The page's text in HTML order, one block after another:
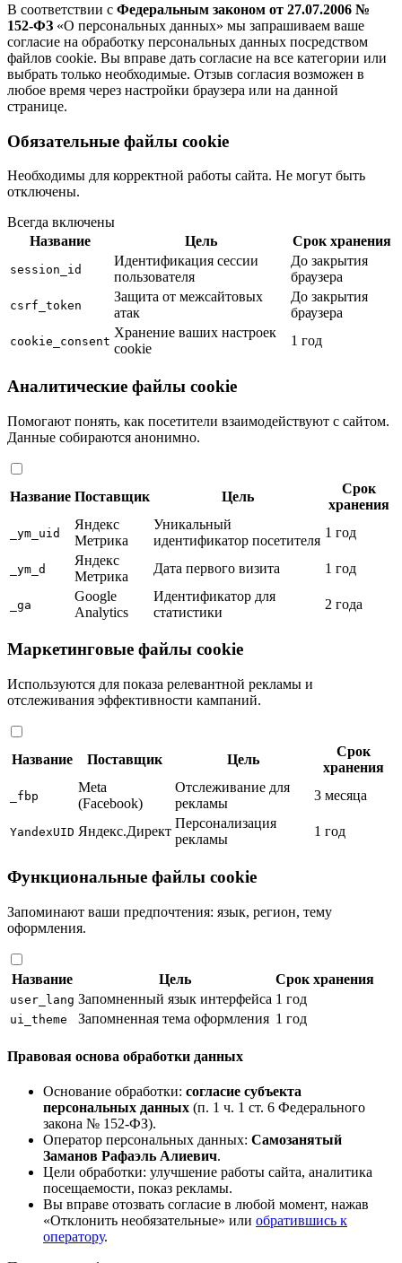
В соответствии с Федеральным законом от 27.07.2006 №
152-ФЗ «О персональных данных» мы запрашиваем ваше
согласие на обработку персональных данных посредством
файлов cookie. Вы вправе дать согласие на все категории или
выбрать только необходимые. Отзыв согласия возможен в
любое время через настройки браузера или на данной
странице.
Обязательные файлы cookie
Необходимы для корректной работы сайта. Не могут быть
отключены.
Всегда включены
Название
Цель Срок хранения
session_id
Идентификация сессии
пользователя
До закрытия
браузера
csrf_token
Защита от межсайтовых
атак
До закрытия
браузера
cookie_consent
Хранение ваших настроек
cookie
1 год
Аналитические файлы cookie
Помогают понять, как посетители взаимодействуют с сайтом.
Данные собираются анонимно.
Название Поставщик Цель
Срок
хранения
_ym_uid
Яндекс
Метрика
Уникальный
идентификатор посетителя
1 год
_ym_d
Яндекс
Метрика
Дата первого визита 1 год
_ga
Google
Analytics
Идентификатор для
статистики
2 года
Маркетинговые файлы cookie
Используются для показа релевантной рекламы и
отслеживания эффективности кампаний.
Название Поставщик Цель
Срок
хранения
_fbp
Meta
(Facebook)
Отслеживание для
рекламы
3 месяца
YandexUID Яндекс.Директ
Персонализация
рекламы
1 год
Функциональные файлы cookie
Запоминают ваши предпочтения: язык, регион, тему
оформления.
Название Цель Срок хранения
user_lang Запомненный язык интерфейса 1 год
ui_theme Запомненная тема оформления 1 год
Правовая основа обработки данных
Основание обработки: согласие субъекта
персональных данных (п. 1 ч. 1 ст. 6 Федерального
закона № 152-ФЗ).
Оператор персональных данных: Самозанятый
Заманов Рафаэль Алиевич.
Цели обработки: улучшение работы сайта, аналитика
посещаемости, показ рекламы.
Вы вправе отозвать согласие в любой момент, нажав
«Отклонить необязательные» или обратившись к
оператору.